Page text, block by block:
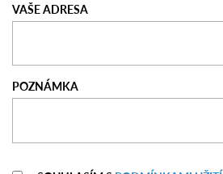
VAŠE ADRESA
POZNÁMKA